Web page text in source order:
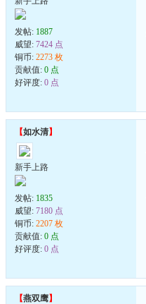
发帖: 1887
威望: 7424 点
铜币: 2273 枚
贡献值: 0 点
好评度: 0 点
【如水清】
新手上路
发帖: 1835
威望: 7180 点
铜币: 2207 枚
贡献值: 0 点
好评度: 0 点
【燕双鹰】